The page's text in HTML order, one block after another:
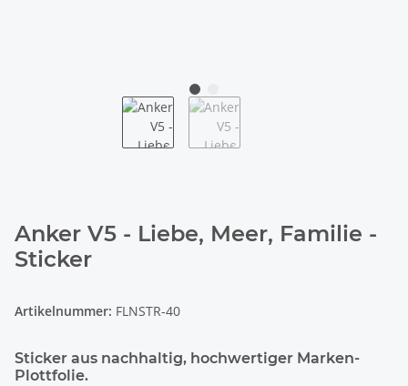
Anker V5 - Liebe, Meer, Familie -
Sticker
Artikelnummer: FLNSTR-40
Sticker aus nachhaltig, hochwertiger Marken-
Plottfolie.